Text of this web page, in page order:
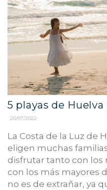
5 playas de
20/07/2022
La Costa de la Luz de
eligen muchas
disfrutar tanto con los
con los más mayores
no es de extrañar, ya